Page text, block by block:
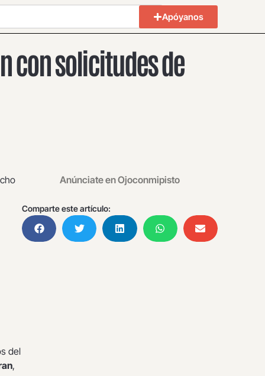
Apóyanos
con solicitudes de
del
,
Anúnciate en Ojoconmipisto
Comparte este artículo: